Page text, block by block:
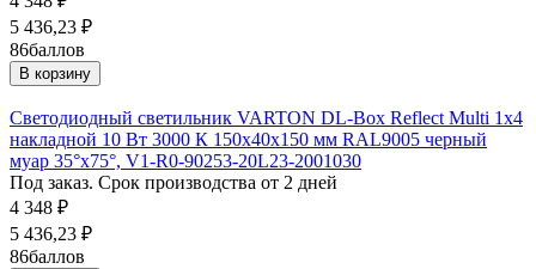
5 436,23 ₽
86баллов
В корзину
Светодиодный светильник VARTON DL-Box Reflect Multi 1x4
накладной 10 Вт 3000 К 150х40х150 мм RAL9005 черный
муар 35°x75°, V1-R0-90253-20L23-2001030
Под заказ. Срок производства от 2 дней
4 348 ₽
5 436,23 ₽
86баллов